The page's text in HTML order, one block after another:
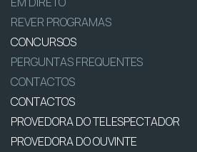
REVER PROGRAMAS
CONCURSOS
PERGUNTAS FREQUENTES
CONTACTOS
CONTACTOS
PROVEDORA DO TELESPECTADOR
PROVEDORA DO OUVINTE